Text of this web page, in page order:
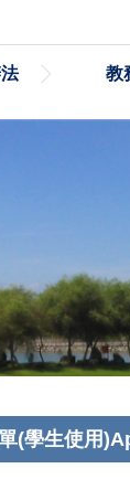
教
單(學生使